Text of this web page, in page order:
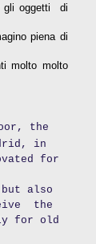
gli oggetti di
piena di
molto molto
the
in
for
also
the
for old